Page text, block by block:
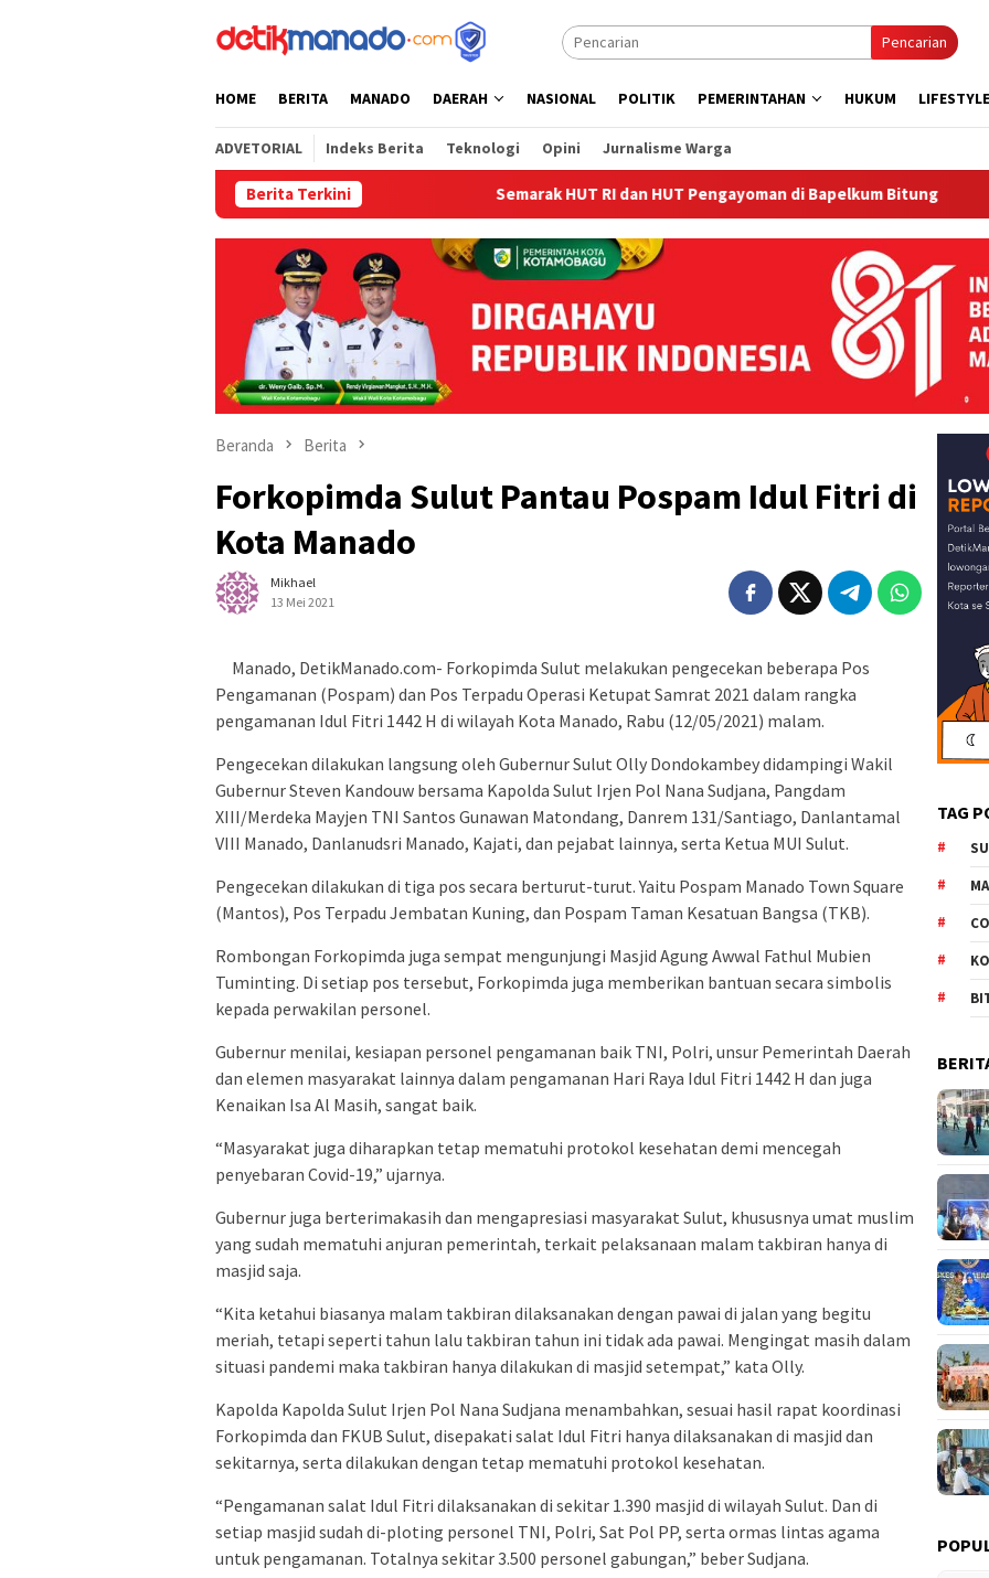
Pencarian
HOME BERITA MANADO DAERAH NASIONAL POLITIK PEMERINTAHAN HUKUM LIFESTYLE
ADVETORIAL Indeks Berita Teknologi Opini Jurnalisme Warga
Berita Terkini Semarak HUT RI dan HUT Pengayoman di Bapelkum Bitung ‎Bapelkum
Beranda Berita
Forkopimda Sulut Pantau Pospam Idul Fitri di
Kota Manado
Mikhael
13 Mei 2021
Manado, DetikManado.com- Forkopimda Sulut melakukan pengecekan beberapa Pos
Pengamanan (Pospam) dan Pos Terpadu Operasi Ketupat Samrat 2021 dalam rangka
pengamanan Idul Fitri 1442 H di wilayah Kota Manado, Rabu (12/05/2021) malam.
Pengecekan dilakukan langsung oleh Gubernur Sulut Olly Dondokambey didampingi Wakil
Gubernur Steven Kandouw bersama Kapolda Sulut Irjen Pol Nana Sudjana, Pangdam
XIII/Merdeka Mayjen TNI Santos Gunawan Matondang, Danrem 131/Santiago, Danlantamal
VIII Manado, Danlanudsri Manado, Kajati, dan pejabat lainnya, serta Ketua MUI Sulut.
Pengecekan dilakukan di tiga pos secara berturut-turut. Yaitu Pospam Manado Town Square
(Mantos), Pos Terpadu Jembatan Kuning, dan Pospam Taman Kesatuan Bangsa (TKB).
Rombongan Forkopimda juga sempat mengunjungi Masjid Agung Awwal Fathul Mubien
Tuminting. Di setiap pos tersebut, Forkopimda juga memberikan bantuan secara simbolis
kepada perwakilan personel.
Gubernur menilai, kesiapan personel pengamanan baik TNI, Polri, unsur Pemerintah Daerah
dan elemen masyarakat lainnya dalam pengamanan Hari Raya Idul Fitri 1442 H dan juga
Kenaikan Isa Al Masih, sangat baik.
“Masyarakat juga diharapkan tetap mematuhi protokol kesehatan demi mencegah
penyebaran Covid-19,” ujarnya.
Gubernur juga berterimakasih dan mengapresiasi masyarakat Sulut, khususnya umat muslim
yang sudah mematuhi anjuran pemerintah, terkait pelaksanaan malam takbiran hanya di
masjid saja.
“Kita ketahui biasanya malam takbiran dilaksanakan dengan pawai di jalan yang begitu
meriah, tetapi seperti tahun lalu takbiran tahun ini tidak ada pawai. Mengingat masih dalam
situasi pandemi maka takbiran hanya dilakukan di masjid setempat,” kata Olly.
Kapolda Kapolda Sulut Irjen Pol Nana Sudjana menambahkan, sesuai hasil rapat koordinasi
Forkopimda dan FKUB Sulut, disepakati salat Idul Fitri hanya dilaksanakan di masjid dan
sekitarnya, serta dilakukan dengan tetap mematuhi protokol kesehatan.
“Pengamanan salat Idul Fitri dilaksanakan di sekitar 1.390 masjid di wilayah Sulut. Dan di
setiap masjid sudah di-ploting personel TNI, Polri, Sat Pol PP, serta ormas lintas agama
untuk pengamanan. Totalnya sekitar 3.500 personel gabungan,” beber Sudjana.
TAG